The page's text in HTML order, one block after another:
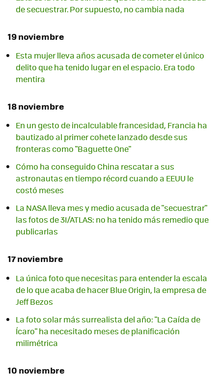
de secuestrar. Por supuesto, no cambia nada
19 noviembre
Esta mujer lleva años acusada de cometer el único
delito que ha tenido lugar en el espacio. Era todo
mentira
18 noviembre
En un gesto de incalculable francesidad, Francia ha
bautizado al primer cohete lanzado desde sus
fronteras como "Baguette One"
Cómo ha conseguido China rescatar a sus
astronautas en tiempo récord cuando a EEUU le
costó meses
La NASA lleva mes y medio acusada de "secuestrar"
las fotos de 3I/ATLAS: no ha tenido más remedio que
publicarlas
17 noviembre
La única foto que necesitas para entender la escala
de lo que acaba de hacer Blue Origin, la empresa de
Jeff Bezos
La foto solar más surrealista del año: "La Caída de
Ícaro" ha necesitado meses de planificación
milimétrica
10 noviembre